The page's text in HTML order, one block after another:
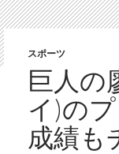
スポーツ
巨人の
イ)の
成績も